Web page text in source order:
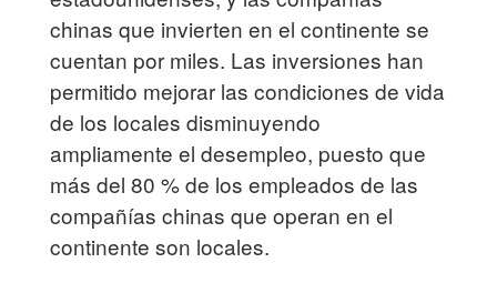
chinas que invierten en el continente se
cuentan por miles. Las inversiones han
permitido mejorar las condiciones de vida
de los locales disminuyendo
ampliamente el desempleo, puesto que
más del 80 % de los empleados de las
compañías chinas que operan en el
continente son locales.